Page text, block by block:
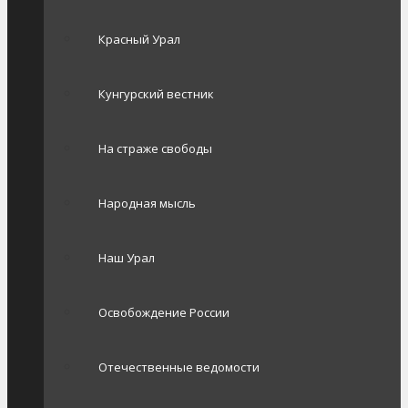
Красный Урал
Кунгурский вестник
На страже свободы
Народная мысль
Наш Урал
Освобождение России
Отечественные ведомости